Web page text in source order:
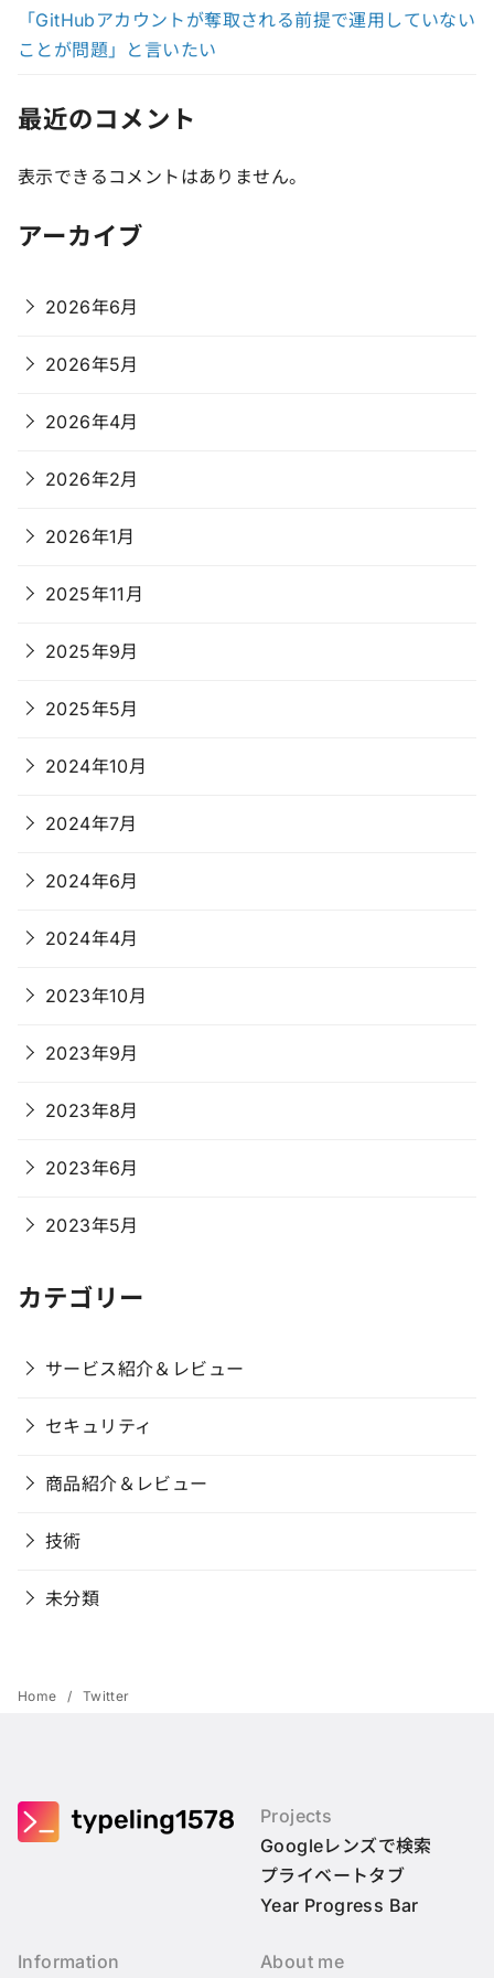
「GitHubアカウントが奪取される前提で運用していない
ことが問題」と言いたい
最近のコメント
表示できるコメントはありません。
アーカイブ
2026年6月
2026年5月
2026年4月
2026年2月
2026年1月
2025年11月
2025年9月
2025年5月
2024年10月
2024年7月
2024年6月
2024年4月
2023年10月
2023年9月
2023年8月
2023年6月
2023年5月
カテゴリー
サービス紹介＆レビュー
セキュリティ
商品紹介＆レビュー
技術
未分類
Home Twitter
Projects
Googleレンズで検索
プライベートタブ
Year Progress Bar
Information About me